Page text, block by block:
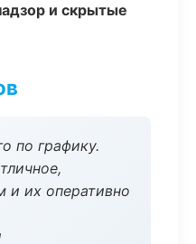
и скрытые
по графику.
и их оперативно